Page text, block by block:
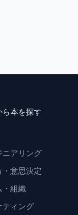
ら本を探す
ニアリング
・意思決定
・組織
ティング